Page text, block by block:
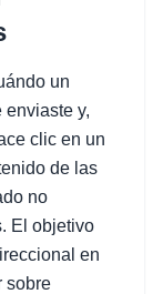
un
y,
clic en un
de las
no
El objetivo
en
sobre